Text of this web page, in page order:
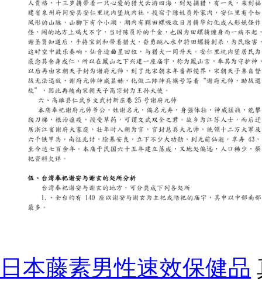
日本藤素男性速效保健品